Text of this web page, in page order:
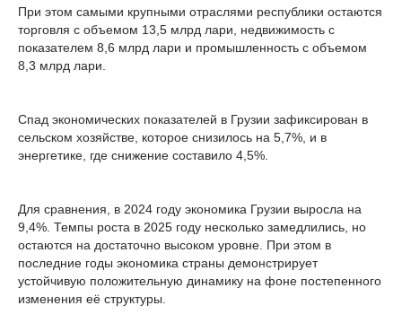
При этом самыми крупными отраслями республики остаются
торговля с объемом 13,5 млрд лари, недвижимость с
показателем 8,6 млрд лари и промышленность с объемом
8,3 млрд лари.
Спад экономических показателей в Грузии зафиксирован в
сельском хозяйстве, которое снизилось на 5,7%, и в
энергетике, где снижение составило 4,5%.
Для сравнения, в 2024 году экономика Грузии выросла на
9,4%. Темпы роста в 2025 году несколько замедлились, но
остаются на достаточно высоком уровне. При этом в
последние годы экономика страны демонстрирует
устойчивую положительную динамику на фоне постепенного
изменения её структуры.